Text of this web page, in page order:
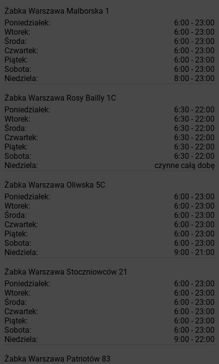
Żabka Warszawa Malborska 1
Poniedziałek:
6:00 - 23:00
Wtorek:
6:00 - 23:00
Środa:
6:00 - 23:00
Czwartek:
6:00 - 23:00
Piątek:
6:00 - 23:00
Sobota:
6:00 - 23:00
Niedziela:
8:00 - 23:00
Żabka Warszawa Rosy Bailly 1C
Poniedziałek:
6:30 - 22:00
Wtorek:
6:30 - 22:00
Środa:
6:30 - 22:00
Czwartek:
6:30 - 22:00
Piątek:
6:30 - 22:00
Sobota:
6:30 - 22:00
Niedziela:
czynne całą dobę
Żabka Warszawa Oliwska 5C
Poniedziałek:
6:00 - 23:00
Wtorek:
6:00 - 23:00
Środa:
6:00 - 23:00
Czwartek:
6:00 - 23:00
Piątek:
6:00 - 23:00
Sobota:
6:00 - 23:00
Niedziela:
9:00 - 21:00
Żabka Warszawa Stoczniowców 21
Poniedziałek:
6:00 - 23:00
Wtorek:
6:00 - 23:00
Środa:
6:00 - 23:00
Czwartek:
6:00 - 23:00
Piątek:
6:00 - 23:00
Sobota:
6:00 - 23:00
Niedziela:
9:00 - 22:00
Żabka Warszawa Patriotów 83